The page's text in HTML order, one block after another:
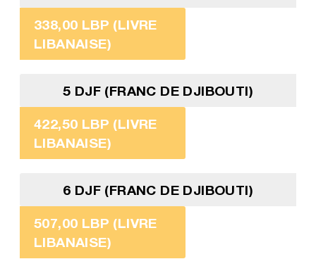
338,00 LBP (LIVRE
LIBANAISE)
5 DJF (FRANC DE DJIBOUTI)
422,50 LBP (LIVRE
LIBANAISE)
6 DJF (FRANC DE DJIBOUTI)
507,00 LBP (LIVRE
LIBANAISE)